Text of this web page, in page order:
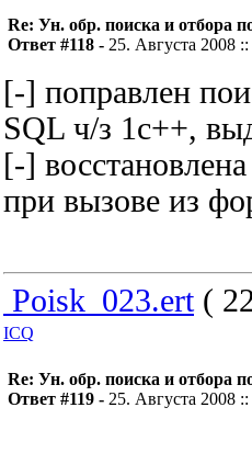
Re: Ун. обр. поиска и отбора
Ответ #118 - 25. Августа 2008
[-] поправлен
SQL ч/з 1c++,
[-]
при вызове из
Poisk_023.ert(
ICQ
Re: Ун. обр. поиска и отбора
Ответ #119 - 25. Августа 2008